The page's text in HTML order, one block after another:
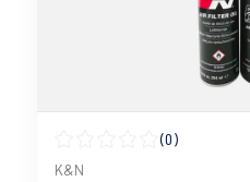
Note moyenne de 0 sur 5
(0)
K&N